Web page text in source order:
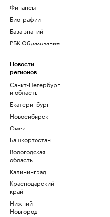
Финансы
Биографии
База знаний
РБК Образование
Новости
регионов
Санкт-Петербург
и область
Екатеринбург
Новосибирск
Омск
Башкортостан
Вологодская
область
Калининград
Краснодарский
край
Нижний
Новгород